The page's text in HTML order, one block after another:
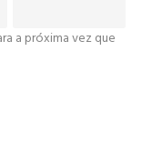
a próxima vez que